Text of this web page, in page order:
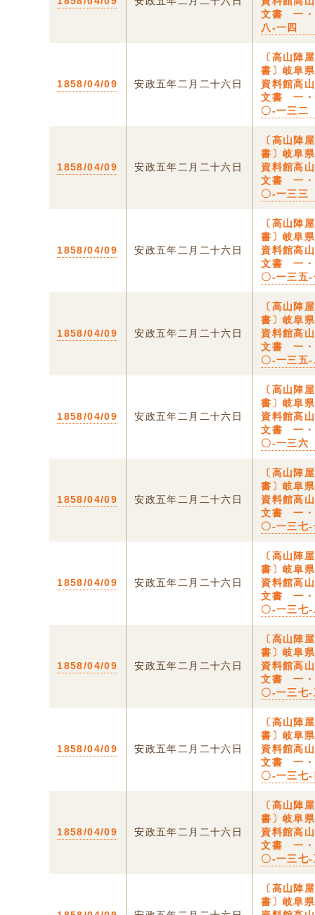
文書 一
八-一四
1858/04/09 安政五年二月二十六日
〔高山陣
書〕岐阜
資料館高
文書 一
〇-一三二
1858/04/09 安政五年二月二十六日
〔高山陣
書〕岐阜
資料館高
文書 一
〇-一三三
1858/04/09 安政五年二月二十六日
〔高山陣
書〕岐阜
資料館高
文書 一
〇-一三五-
1858/04/09 安政五年二月二十六日
〔高山陣
書〕岐阜
資料館高
文書 一
〇-一三五-
1858/04/09 安政五年二月二十六日
〔高山陣
書〕岐阜
資料館高
文書 一
〇-一三六
1858/04/09 安政五年二月二十六日
〔高山陣
書〕岐阜
資料館高
文書 一
〇-一三七-
1858/04/09 安政五年二月二十六日
〔高山陣
書〕岐阜
資料館高
文書 一
〇-一三七-
1858/04/09 安政五年二月二十六日
〔高山陣
書〕岐阜
資料館高
文書 一
〇-一三七-
1858/04/09 安政五年二月二十六日
〔高山陣
書〕岐阜
資料館高
文書 一
〇-一三七-
1858/04/09 安政五年二月二十六日
〔高山陣
書〕岐阜
資料館高
文書 一
〇-一三七-
〔高山陣
書〕岐阜